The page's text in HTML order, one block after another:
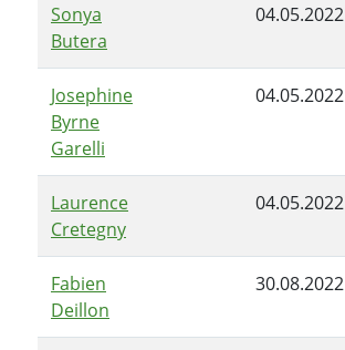
Sonya
Butera
04.05.2022
Josephine
Byrne
Garelli
04.05.2022
Laurence
Cretegny
04.05.2022
Fabien
Deillon
30.08.2022